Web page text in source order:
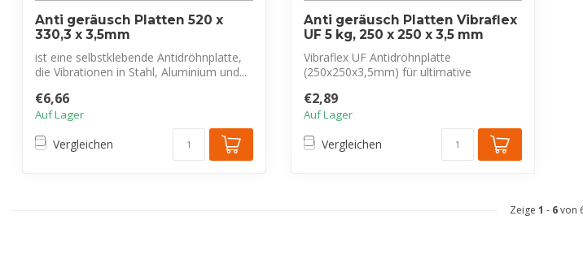
Anti geräusch Platten 520 x
330,3 x 3,5mm
ist eine selbstklebende Antidröhnplatte,
die Vibrationen in Stahl, Aluminium und...
€6,66
Auf Lager
Vergleichen
Anti geräusch Platten Vibraflex
UF 5 kg, 250 x 250 x 3,5 mm
Vibraflex UF Antidröhnplatte
(250x250x3,5mm) für ultimative
€2,89
Auf Lager
Vergleichen
Zeige 1 - 6von